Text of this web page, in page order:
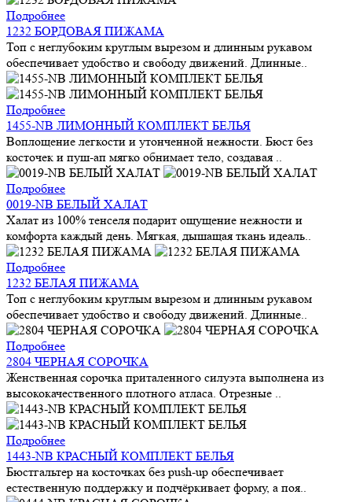
Подробнее
1232 БОРДОВАЯ ПИЖАМА
Топ с неглубоким круглым вырезом и длинным рукавом
обеспечивает удобство и свободу движений. Длинные..
Подробнее
1455-NB ЛИМОННЫЙ КОМПЛЕКТ БЕЛЬЯ
Воплощение легкости и утонченной нежности. Бюст без
косточек и пуш-ап мягко обнимает тело, создавая ..
Подробнее
0019-NB БЕЛЫЙ ХАЛАТ
Халат из 100% тенселя подарит ощущение нежности и
комфорта каждый день. Мягкая, дышащая ткань идеаль..
Подробнее
1232 БЕЛАЯ ПИЖАМА
Топ с неглубоким круглым вырезом и длинным рукавом
обеспечивает удобство и свободу движений. Длинные..
Подробнее
2804 ЧЕРНАЯ СОРОЧКА
Женственная сорочка приталенного силуэта выполнена из
высококачественного плотного атласа. Отрезные ..
Подробнее
1443-NB КРАСНЫЙ КОМПЛЕКТ БЕЛЬЯ
Бюстгальтер на косточках без push-up обеспечивает
естественную поддержку и подчёркивает форму, а поя..